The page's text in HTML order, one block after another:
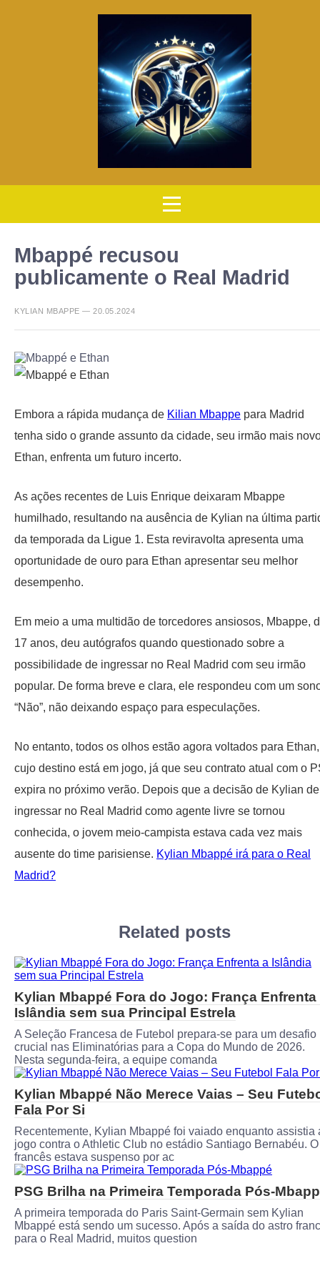
Mbappé recusou
publicamente o Real Madrid
KYLIAN MBAPPE — 20.05.2024
Embora a rápida mudança de Kilian Mbappe para Madrid
tenha sido o grande assunto da cidade, seu irmão mais
Ethan, enfrenta um futuro incerto.
As ações recentes de Luis Enrique deixaram Mbappe
humilhado, resultando na ausência de Kylian na última
da temporada da Ligue 1. Esta reviravolta apresenta uma
oportunidade de ouro para Ethan apresentar seu melhor
desempenho.
Em meio a uma multidão de torcedores ansiosos, Mbappe,
17 anos, deu autógrafos quando questionado sobre a
possibilidade de ingressar no Real Madrid com seu irmão
popular. De forma breve e clara, ele respondeu com um
“Não”, não deixando espaço para especulações.
No entanto, todos os olhos estão agora voltados para Ethan,
cujo destino está em jogo, já que seu contrato atual com o
expira no próximo verão. Depois que a decisão de Kylian de
ingressar no Real Madrid como agente livre se tornou
conhecida, o jovem meio-campista estava cada vez mais
ausente do time parisiense. Kylian Mbappé irá para o Real
Madrid?
Related posts
Kylian Mbappé Fora do Jogo: França Enfrenta
Islândia sem sua Principal Estrela
A Seleção Francesa de Futebol prepara-se para um desafio
crucial nas Eliminatórias para a Copa do Mundo de 2026.
Nesta segunda-feira, a equipe comanda
Kylian Mbappé Não Merece Vaias – Seu
Fala Por Si
Recentemente, Kylian Mbappé foi vaiado enquanto assistia
jogo contra o Athletic Club no estádio Santiago Bernabéu. O
francês estava suspenso por ac
PSG Brilha na Primeira Temporada Pós-
A primeira temporada do Paris Saint-Germain sem Kylian
Mbappé está sendo um sucesso. Após a saída do astro
para o Real Madrid, muitos question